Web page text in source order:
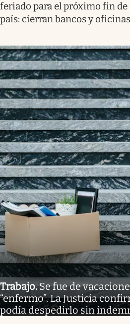
feriado para el próximo fin de
país: cierran bancos y
Trabajo.Se fue de
“enfermo”. La Justicia
podía despedirlo sin